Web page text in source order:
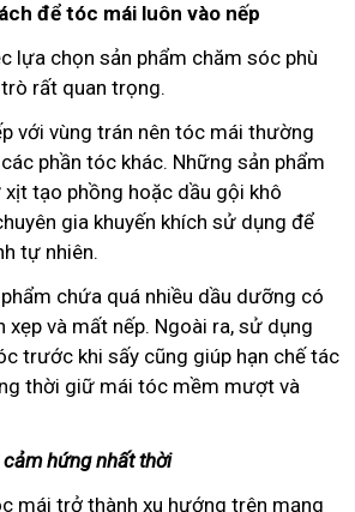
để tóc mái luôn vào nếp
lựa chọn sản phẩm chăm sóc phù
rất quan trọng.
với vùng trán nên tóc mái thường
phần tóc khác. Những sản phẩm
xịt tạo phồng hoặc dầu gội khô
gia khuyến khích sử dụng để
tự nhiên.
chứa quá nhiều dầu dưỡng có
xẹp và mất nếp. Ngoài ra, sử dụng
trước khi sấy cũng giúp hạn chế tác
thời giữ mái tóc mềm mượt và
hứng nhất thời
mái trở thành xu hướng trên mạng